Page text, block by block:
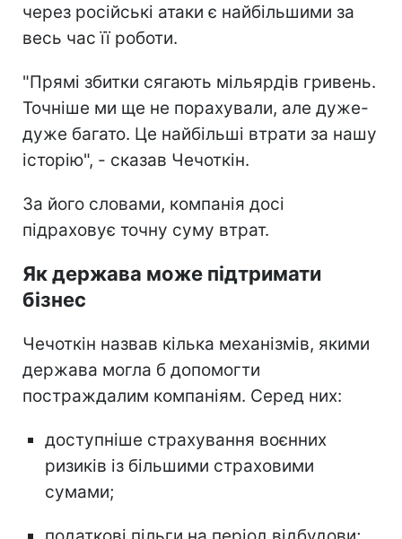
через російські атаки є найбільшими за
весь час її роботи.
"Прямі збитки сягають мільярдів гривень.
Точніше ми ще не порахували, але дуже-
дуже багато. Це найбільші втрати за нашу
історію", - сказав Чечоткін.
За його словами, компанія досі
підраховує точну суму втрат.
Як держава може підтримати
бізнес
Чечоткін назвав кілька механізмів, якими
держава могла б допомогти
постраждалим компаніям. Серед них:
доступніше страхування воєнних
ризиків із більшими страховими
сумами;